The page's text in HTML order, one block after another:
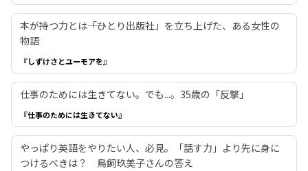
本が持つ力とは――「ひとり出版社」を立ち上げた、ある女性の
物語
『しずけさとユーモアを』
仕事のためには生きてない。でも...。35歳の「反撃」
『仕事のためには生きてない』
やっぱり英語をやりたい人、必見。「話す力」より先に身に
つけるべきは？ 鳥飼玖美子さんの答え